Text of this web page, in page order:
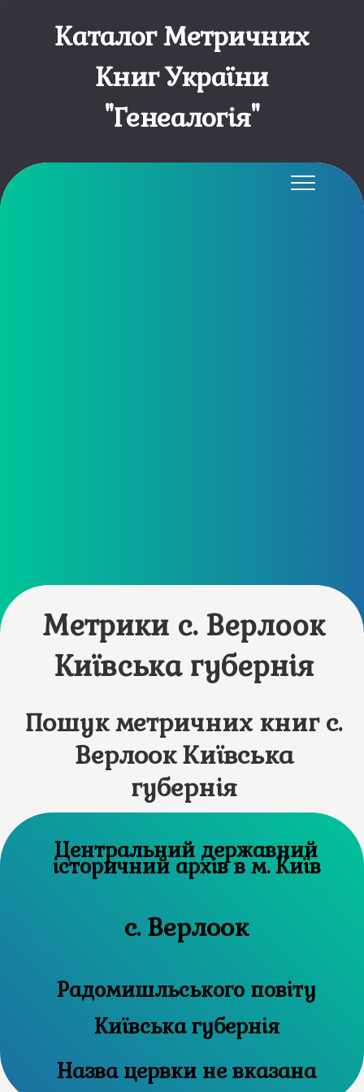
Каталог Метричних
Книг України
"Генеалогія"
Метрики с. Верлоок
Київська губернія
Пошук метричних книг с.
Верлоок Київська
губернія
Центральний державний
історичний архів в м. Київ
с. Верлоок
Радомишльського повіту
Київська губернія
Назва цервки не вказана